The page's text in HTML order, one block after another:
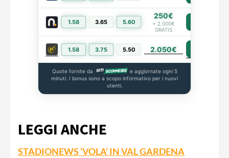
1.58 3.65 5.60
250€
+ 2.000€
GRATIS
1.58 3.75 5.50 2.050€
Quote fornite da
e aggiornate ogni 5
minuti. I bonus sono a scopo informativo per i nuovi
utenti.
LEGGI ANCHE
STADIONEWS ‘VOLA’ IN VAL GARDENA